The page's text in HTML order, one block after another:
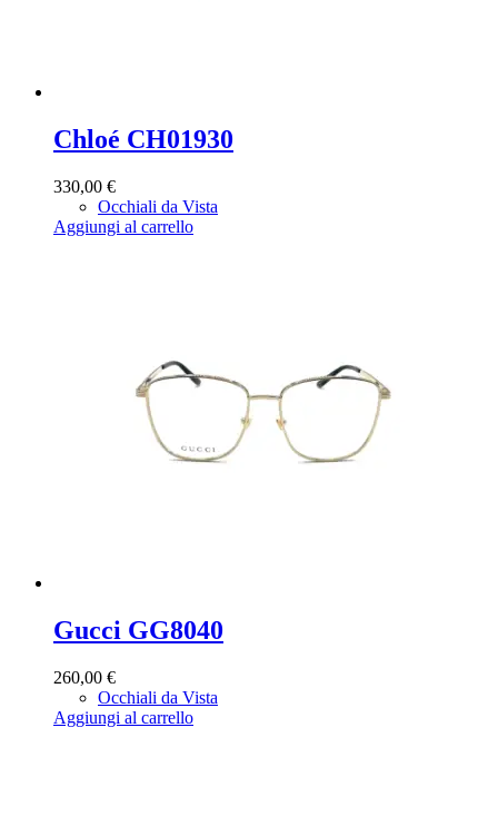
Chloé CH01930
330,00 €
Occhiali da Vista
Aggiungi al carrello
Gucci GG8040
260,00 €
Occhiali da Vista
Aggiungi al carrello